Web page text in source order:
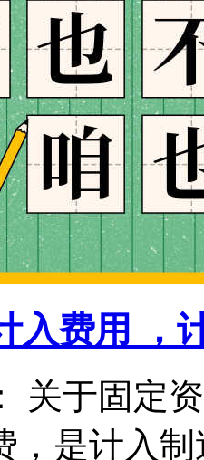
入费用 ，
关于固定
，是计入